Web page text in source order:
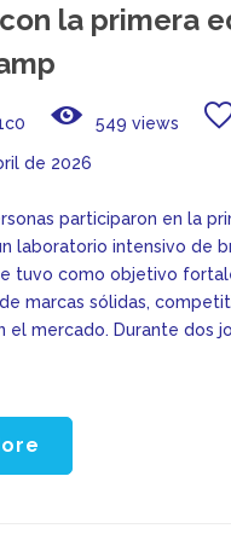
la primera
549 views
de 2026
participaron en la
laboratorio intensivo de
tuvo como objetivo
marcas sólidas,
el mercado. Durante dos